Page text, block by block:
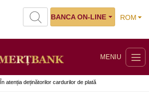
ROM
BANCA ON-LINE
MENIU
În atenția deținătorilor cardurilor de plată